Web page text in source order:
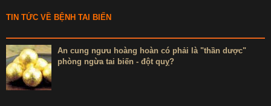
TIN TỨC VỀ BỆNH TAI BIẾN
An cung ngưu hoàng hoàn có phải là "thần dược"
phòng ngừa tai biến - đột quỵ?